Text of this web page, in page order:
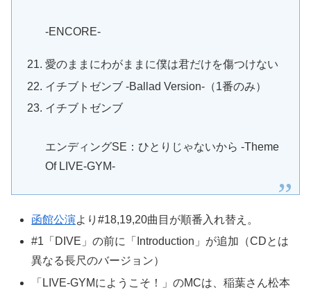
-ENCORE-
愛のままにわがままに僕は君だけを傷つけない
イチブトゼンブ -Ballad Version-（1番のみ）
イチブトゼンブ
エンディングSE：ひとりじゃないから -Theme
Of LIVE-GYM-
函館公演より#18,19,20曲目が順番入れ替え。
#1「DIVE」の前に「Introduction」が追加（CDとは
異なる長尺のバージョン）
「LIVE-GYMにようこそ！」のMCは、稲葉さん松本